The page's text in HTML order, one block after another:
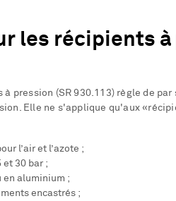
les récipients
à pression (SR 930.113) règle de
Elle ne s'applique qu'aux
l’air et l’azote ;
et 30 bar ;
en aluminium ;
encastrés ;